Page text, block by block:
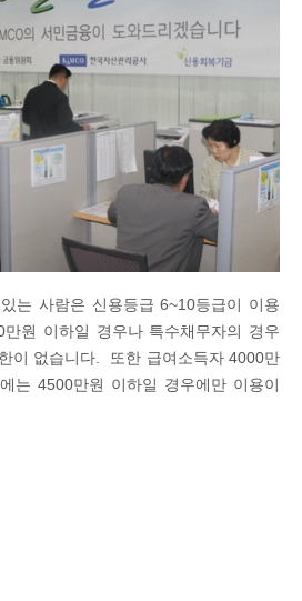
는 사람은 신용등급 6~10등급이 이용
원 이하일 경우나 특수채무자의 경우
이 없습니다. 또한 급여소득자 4000만
는 4500만원 이하일 경우에만 이용이